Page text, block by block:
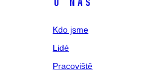
Kdo jsme
Lidé
Pracoviště